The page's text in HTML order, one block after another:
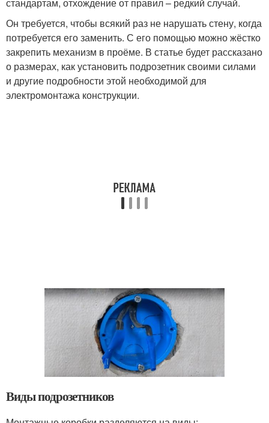
Он требуется, чтобы всякий раз не нарушать стену, когда
потребуется его заменить. С его помощью можно жёстко
закрепить механизм в проёме. В статье будет рассказано
о размерах, как установить подрозетник своими силами
и другие подробности этой необходимой для
электромонтажа конструкции.
Виды подрозетников